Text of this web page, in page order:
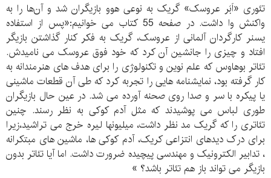
تئوری «اَبَر عروسک» گریک به نوعی هوو بازیگران شد و آن‌ها را به
واکنش وا داشت. در صفحه 55 کتاب می خوانیم:«پس از استفاده
یسنر کارگردان آلمانی از عروسک، گریک به فکر کنار گذاشتن بازیگر
افتاد و چیزی را جانشین آن کرد که خود فوق عروسک می نامیدش.
تئاتر بوهاوس که علم نوین و تکنولوژی را برای هدف های هنرمندانه به
کار گرفته بود، نمایشنامه هایی را تجربه کرد که طی آن قطعات ماشینی
یا پیکره با سر و صدا روی صحنه آورده می شد. در عین حال بازیگران
طوری لباس می پوشیدند که مثل آدم کوکی به نظر رسند. چنین
تئاتری را که گریک مد نظر داشت، میلیونها لیره خرج می تراشید،زیرا
برای درک دیدهای انتزاعی کریک، آدم کوکی ها، ماشین های مبتکرانه
، تدابیر الکترونیک و مهندسی پیچیده ضرورت داشت. اما آیا تئاتر بدون
بازیگر می تواند باز هم تئاتر باشد؟ »